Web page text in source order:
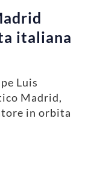
italiana
Luis
Madrid,
in orbita